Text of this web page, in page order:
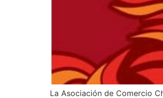
La Asociación de Comercio